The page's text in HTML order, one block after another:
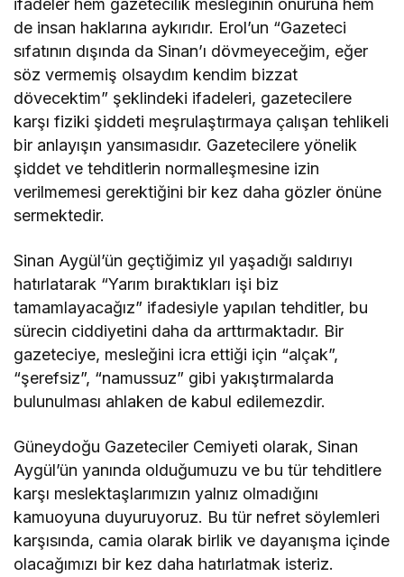
ifadeler hem gazetecilik mesleğinin onuruna hem
de insan haklarına aykırıdır. Erol’un “Gazeteci
sıfatının dışında da Sinan’ı dövmeyeceğim, eğer
söz vermemiş olsaydım kendim bizzat
dövecektim” şeklindeki ifadeleri, gazetecilere
karşı fiziki şiddeti meşrulaştırmaya çalışan tehlikeli
bir anlayışın yansımasıdır. Gazetecilere yönelik
şiddet ve tehditlerin normalleşmesine izin
verilmemesi gerektiğini bir kez daha gözler önüne
sermektedir.
Sinan Aygül’ün geçtiğimiz yıl yaşadığı saldırıyı
hatırlatarak “Yarım bıraktıkları işi biz
tamamlayacağız” ifadesiyle yapılan tehditler, bu
sürecin ciddiyetini daha da arttırmaktadır. Bir
gazeteciye, mesleğini icra ettiği için “alçak”,
“şerefsiz”, “namussuz” gibi yakıştırmalarda
bulunulması ahlaken de kabul edilemezdir.
Güneydoğu Gazeteciler Cemiyeti olarak, Sinan
Aygül’ün yanında olduğumuzu ve bu tür tehditlere
karşı meslektaşlarımızın yalnız olmadığını
kamuoyuna duyuruyoruz. Bu tür nefret söylemleri
karşısında, camia olarak birlik ve dayanışma içinde
olacağımızı bir kez daha hatırlatmak isteriz.